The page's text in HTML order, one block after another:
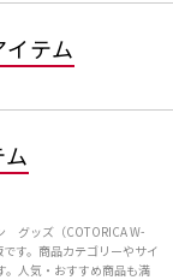
テム
グッズ（COTORICA W-
す。商品カテゴリーやサイ
。人気・おすすめ商品も満